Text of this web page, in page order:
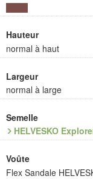
Hauteur
normal à haut
Largeur
normal à large
Semelle
HELVESKO
Voûte
Flex Sandale